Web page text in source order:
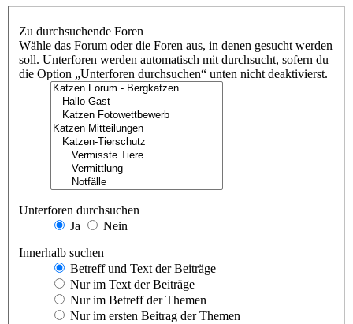
Zu durchsuchende Foren
Wähle das Forum oder die Foren aus, in denen gesucht werden
soll. Unterforen werden automatisch mit durchsucht, sofern du
die Option „Unterforen durchsuchen“ unten nicht deaktivierst.
Unterforen durchsuchen
Ja
Nein
Innerhalb suchen
Betreff und Text der Beiträge
Nur im Text der Beiträge
Nur im Betreff der Themen
Nur im ersten Beitrag der Themen